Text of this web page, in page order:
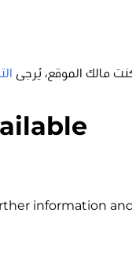
كنت مالك الموقع، يُرجى
information